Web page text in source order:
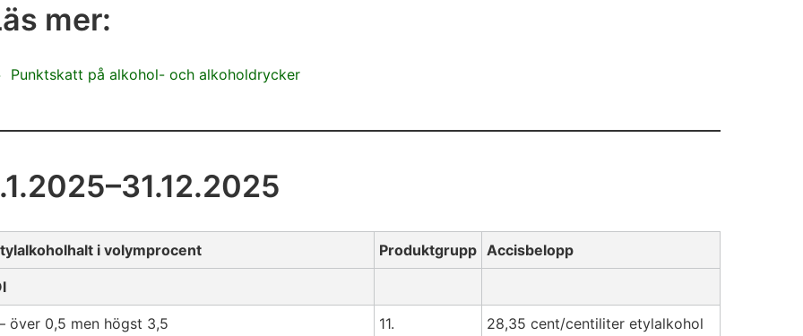
mer:
Punktskatt på alkohol- och alkoholdrycker
i volymprocent Produktgrupp Accisbelopp
över 0,5 men högst 3,5 11. 28,35 cent/centiliter etylalkohol